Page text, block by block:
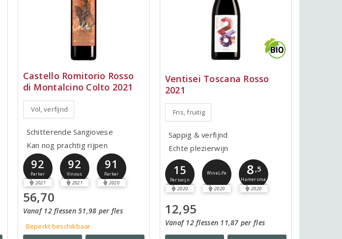
Castello Romitorio Rosso
di Montalcino Colto 2021
Vol, verfijnd
Schitterende Sangiovese
Kan nog prachtig rijpen
92
Parker
2021
92
Vinous
2021
91
Parker
2020
56,70
Vanaf 12 flessen 51,98 per fles
Beperkt beschikbaar
Ventisei Toscana Rosso
2021
Fris, fruitig
Sappig & verfijnd
Echte plezierwijn
15
Perswijn
2020
WineLife
2020
8 ,5
Hamersma
2020
12,95
Vanaf 12 flessen 11,87 per fles